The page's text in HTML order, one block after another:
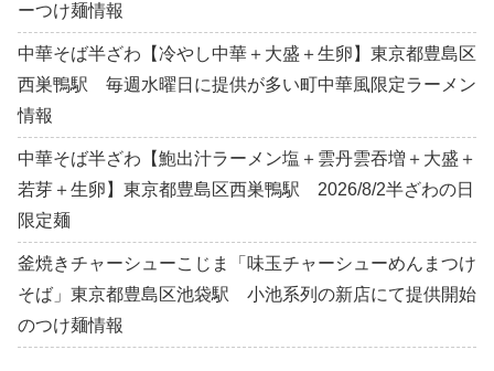
ーつけ麺情報
中華そば半ざわ【冷やし中華＋大盛＋生卵】東京都豊島区
西巣鴨駅 毎週水曜日に提供が多い町中華風限定ラーメン
情報
中華そば半ざわ【鮑出汁ラーメン塩＋雲丹雲吞増＋大盛＋
若芽＋生卵】東京都豊島区西巣鴨駅 2026/8/2半ざわの日
限定麺
釜焼きチャーシューこじま「味玉チャーシューめんまつけ
そば」東京都豊島区池袋駅 小池系列の新店にて提供開始
のつけ麺情報